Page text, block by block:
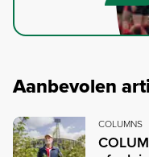
Aanbevolen
COLUMNS